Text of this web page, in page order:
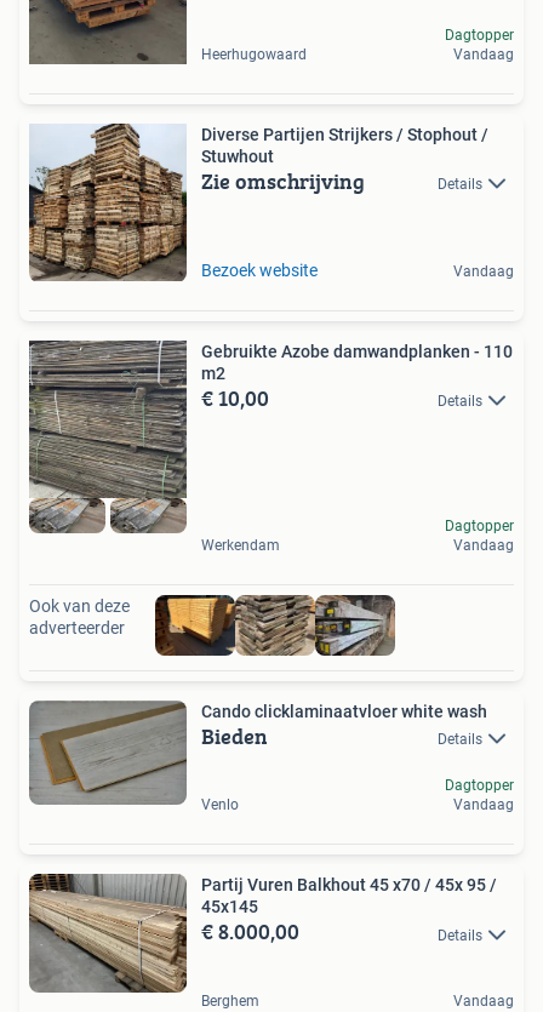
Heerhugowaard
Dagtopper
Vandaag
Diverse Partijen Strijkers / Stophout /
Stuwhout
Zie omschrijving Details
Bezoek website Vandaag
Gebruikte Azobe damwandplanken - 110
m2
€ 10,00 Details
Werkendam
Dagtopper
Vandaag
Ook van deze
adverteerder
Cando clicklaminaatvloer white wash
Bieden Details
Venlo
Dagtopper
Vandaag
Partij Vuren Balkhout 45 x70 / 45x 95 /
45x145
€ 8.000,00 Details
Berghem Vandaag